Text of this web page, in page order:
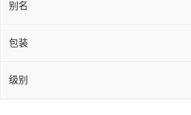
别名
包装
级别